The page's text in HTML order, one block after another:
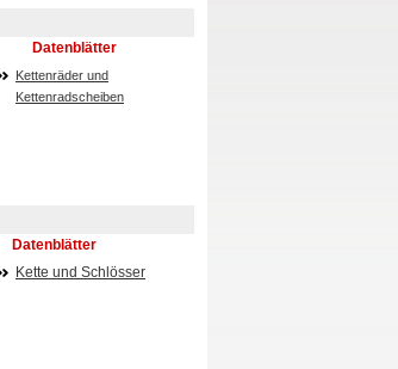
Datenblätter
Kettenräder und
Kettenradscheiben
Datenblätter
Kette und Schlösser